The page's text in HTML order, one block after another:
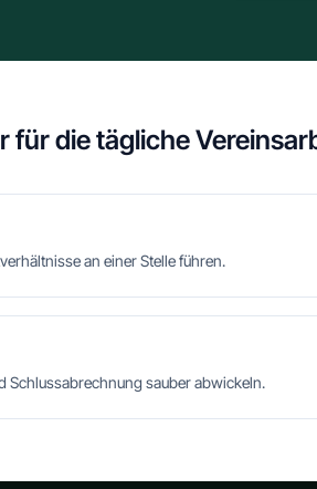
für die tägliche
an einer Stelle führen.
Schlussabrechnung sauber abwickeln.